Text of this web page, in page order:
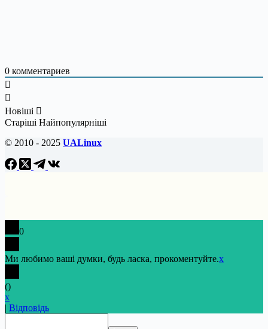
0 комментариев
Новіші
Старіші Найпопулярніші
© 2010 - 2025 UALinux
0
Ми любимо ваші думки, будь ласка, прокоментуйте.x
()
x
| Відповідь